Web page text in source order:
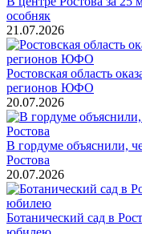
особняк
21.07.2026
Ростовская область
регионов ЮФО
20.07.2026
В гордуме объяснили,
Ростова
20.07.2026
Ботанический сад в